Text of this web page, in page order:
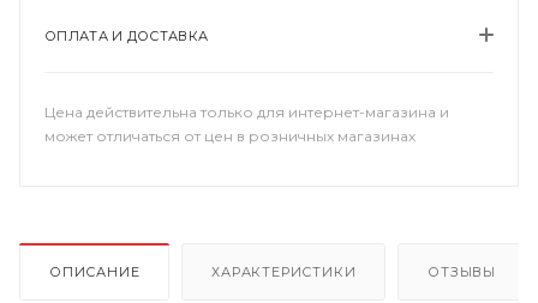
ОПЛАТА И ДОСТАВКА
Цена действительна только для интернет-магазина и
может отличаться от цен в розничных магазинах
ОПИСАНИЕ ХАРАКТЕРИСТИКИ ОТЗЫВЫ